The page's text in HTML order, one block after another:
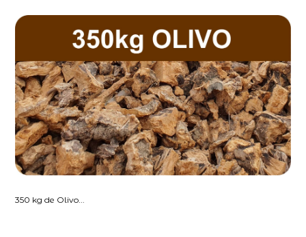
350 kg de Olivo...